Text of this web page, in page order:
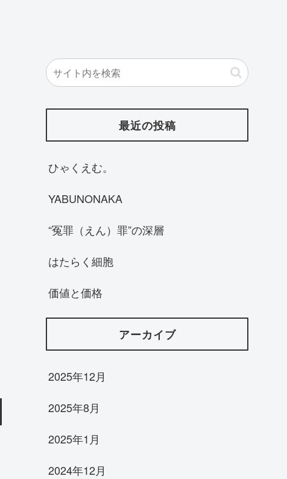
最近の投稿
ひゃくえむ。
YABUNONAKA
“冤罪（えん）罪”の深層
はたらく細胞
価値と価格
アーカイブ
2025年12月
2025年8月
2025年1月
2024年12月